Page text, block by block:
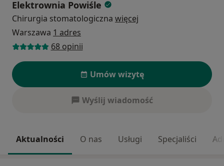
Elektrownia Powiśle
Chirurgia stomatologiczna więcej
Warszawa 1 adres
68 opinii
Umów wizytę
Wyślij wiadomość
Aktualności O nas Usługi Specjaliści